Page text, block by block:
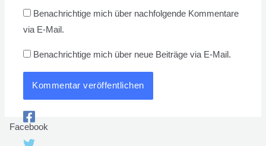
Facebook
Benachrichtige mich über nachfolgende Kommentare
via E-Mail.
Benachrichtige mich über neue Beiträge via E-Mail.